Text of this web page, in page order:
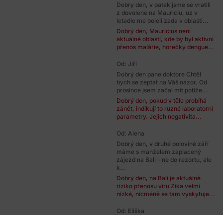
Dobry den, v patek jsme se vratili
z dovolene na Mauriciu, uz v
letadle me boleli zada v oblasti...
Dobrý den, Mauricius není
aktuálně oblastí, kde by byl aktivní
přenos malárie, horečky dengue...
Od: Jiří
Dobrý den pane doktore Chtěl
bych se zeptat na Váš názor. Od
prosince jsem začal mít potíže...
Dobrý den, pokud v těle probíhá
zánět, indikují to různé laboratorní
parametry. Jejich negativita...
Od: Alena
Dobrý den, v druhé polovině září
máme s manželem zaplacený
zájezd na Bali - ne do rezortu, ale
k...
Dobrý den, na Bali je aktuálně
riziko přenosu viru Zika velmi
nízké, nicméně se tam vyskytuje...
Od: Eliška